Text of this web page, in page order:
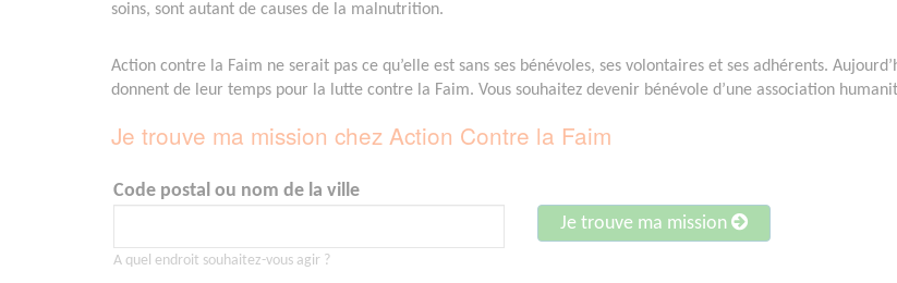
soins, sont autant de causes de la malnutrition.
Action contre la Faim ne serait pas ce qu’elle est sans ses bénévoles, ses volontaires et ses adhérents.
donnent de leur temps pour la lutte contre la Faim. Vous souhaitez devenir bénévole d’une association
Je trouve ma mission chez Action Contre la Faim
Code postal ou nom de la ville
A quel endroit souhaitez-vous agir ?
Je trouve ma mission